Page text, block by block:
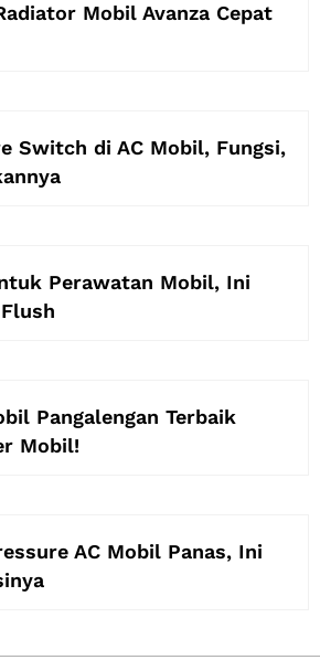
Mobil Avanza Cepat
Switch di AC Mobil, Fungsi,
Perawatan Mobil, Ini
Pangalengan Terbaik
Mobil!
AC Mobil Panas, Ini